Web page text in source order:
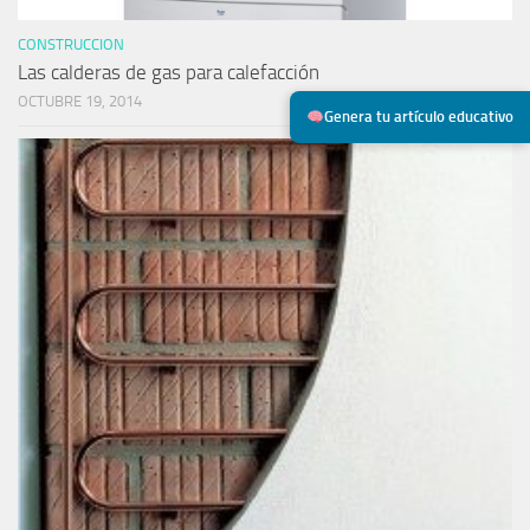
Genera tu artículo educativo
CONSTRUCCION
Las calderas de gas para calefacción
OCTUBRE 19, 2014